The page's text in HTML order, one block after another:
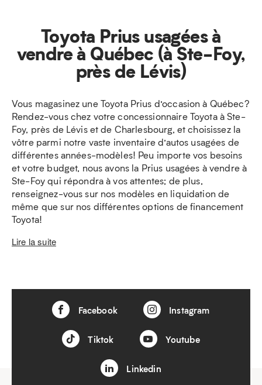
Toyota Prius usagées à
vendre à Québec (à Ste-Foy,
près de Lévis)
Vous magasinez une Toyota Prius d’occasion à Québec?
Rendez-vous chez votre concessionnaire Toyota à Ste-
Foy, près de Lévis et de Charlesbourg, et choisissez la
vôtre parmi notre vaste inventaire d’autos usagées de
différentes années-modèles! Peu importe vos besoins
et votre budget, nous avons la Prius usagées à vendre à
Ste-Foy qui répondra à vos attentes; de plus,
renseignez-vous sur nos modèles en liquidation de
même que sur nos différentes options de financement
Toyota!
Lire la suite
Facebook Instagram
Tiktok Youtube
Linkedin